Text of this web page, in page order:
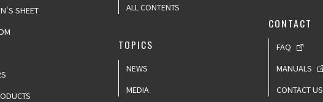
SHEET
ALL CONTENTS
TOPICS
NEWS
MEDIA
CONTACT
FAQ
MANUALS
CONTACT US